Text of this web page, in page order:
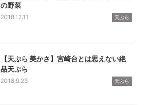
の野菜
2018.12.11 天ぷら
【天ぷら 美かさ】宮崎台とは思えない絶
品天ぷら
2018.9.23 天ぷら